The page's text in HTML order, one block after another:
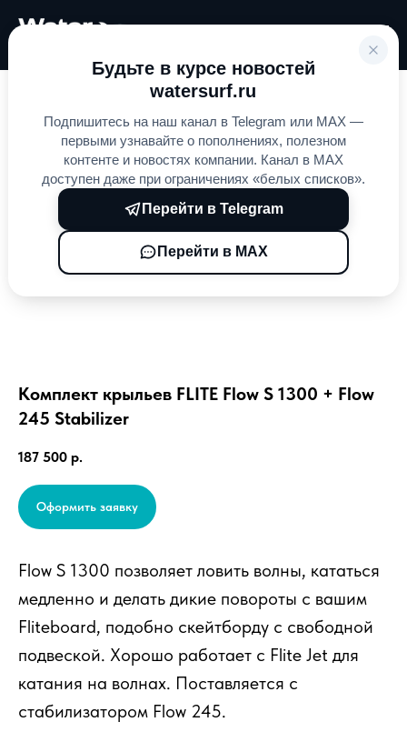
Будьте в курсе новостей
watersurf.ru
Подпишитесь на наш канал в Telegram или MAX —
первыми узнавайте о пополнениях, полезном
контенте и новостях компании. Канал в MAX
доступен даже при ограничениях «белых списков».
Перейти в Telegram
Перейти в MAX
Комплект крыльев FLITE Flow S 1300 + Flow
245 Stabilizer
187 500 р.
Оформить заявку
Flow S 1300 позволяет ловить волны, кататься
медленно и делать дикие повороты с вашим
Fliteboard, подобно скейтборду с свободной
подвеской. Хорошо работает с Flite Jet для
катания на волнах. Поставляется с
стабилизатором Flow 245.